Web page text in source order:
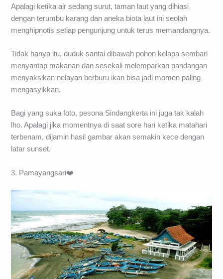
Apalagi ketika air sedang surut, taman laut yang dihiasi
dengan terumbu karang dan aneka biota laut ini seolah
menghipnotis setiap pengunjung untuk terus memandangnya.
Tidak hanya itu, duduk santai dibawah pohon kelapa sembari
menyantap makanan dan sesekali melemparkan pandangan
menyaksikan nelayan berburu ikan bisa jadi momen paling
mengasyikkan.
Bagi yang suka foto, pesona Sindangkerta ini juga tak kalah
lho. Apalagi jika momentnya di saat sore hari ketika matahari
terbenam, dijamin hasil gambar akan semakin kece dengan
latar sunset.
3. Pamayangsari❤️